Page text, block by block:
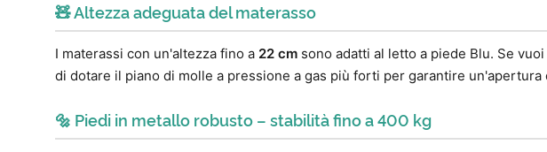
🧸 Altezza adeguata del materasso
I materassi con un'altezza fino a 22 cm sono adatti al letto a piede Blu. Se
di dotare il piano di molle a pressione a gas più forti per garantire un'apertura
🔩 Piedi in metallo robusto – stabilità fino a 400 kg